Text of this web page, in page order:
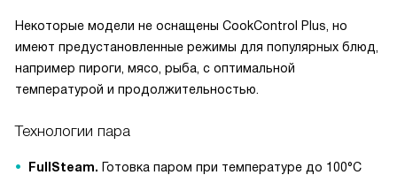
Некоторые модели не оснащены CookControl Plus, но
имеют предустановленные режимы для популярных блюд,
например пироги, мясо, рыба, с оптимальной
температурой и продолжительностью.
Технологии пара
FullSteam. Готовка паром при температуре до 100°C